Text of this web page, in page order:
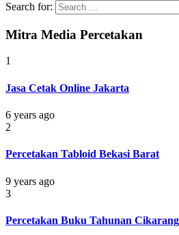
Search for:
Mitra Media Percetakan
1
Jasa Cetak Online Jakarta
6 years ago
2
Percetakan Tabloid Bekasi Barat
9 years ago
3
Percetakan Buku Tahunan